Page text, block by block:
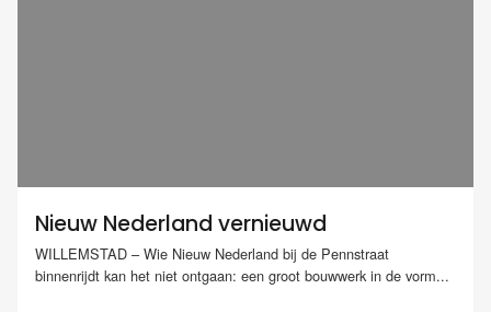
Nieuw Nederland vernieuwd
WILLEMSTAD – Wie Nieuw Nederland bij de Pennstraat
binnenrijdt kan het niet ontgaan: een groot bouwwerk in de vorm...